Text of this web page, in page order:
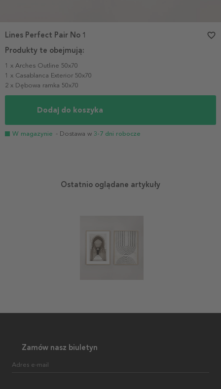
Produkty te obejmują:
1 x Arches Outline 50x70
1 x Casablanca Exterior 50x70
2 x Dębowa ramka 50x70
Dodaj do koszyka
W magazynie - Dostawa w 3-7 dni robocze
Lines Perfect Pair No 1 favorite_border
Ostatnio oglądane artykuły
Zamów nasz biuletyn
Adres e-mail